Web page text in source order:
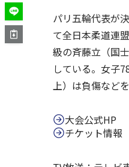
パリ五輪代表が
て全日本柔道連
級の斉藤立（国
している。女子
上）は負傷など
大会公式HP
チケット情報